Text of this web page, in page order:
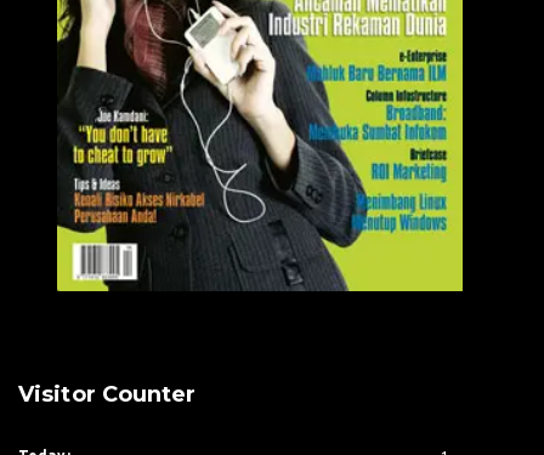
Visitor Counter